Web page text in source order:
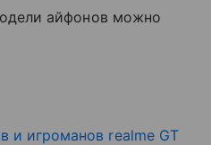
айфонов можно
и игроманов realme GT